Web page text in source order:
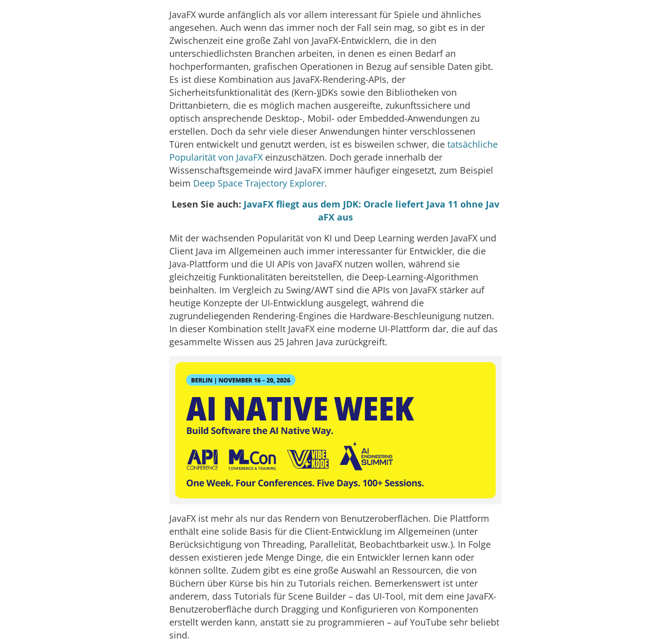
JavaFX wurde anfänglich als vor allem interessant für Spiele und ähnliches
angesehen. Auch wenn das immer noch der Fall sein mag, so gibt es in der
Zwischenzeit eine große Zahl von JavaFX-Entwicklern, die in den
unterschiedlichsten Branchen arbeiten, in denen es einen Bedarf an
hochperformanten, grafischen Operationen in Bezug auf sensible Daten gibt.
Es ist diese Kombination aus JavaFX-Rendering-APIs, der
Sicherheitsfunktionalität des (Kern-)JDKs sowie den Bibliotheken von
Drittanbietern, die es möglich machen ausgereifte, zukunftssichere und
optisch ansprechende Desktop-, Mobil- oder Embedded-Anwendungen zu
erstellen. Doch da sehr viele dieser Anwendungen hinter verschlossenen
Türen entwickelt und genutzt werden, ist es bisweilen schwer, die tatsächliche
Popularität von JavaFX einzuschätzen. Doch gerade innerhalb der
Wissenschaftsgemeinde wird JavaFX immer häufiger eingesetzt, zum Beispiel
beim Deep Space Trajectory Explorer.
Lesen Sie auch: JavaFX fliegt aus dem JDK: Oracle liefert Java 11 ohne Jav
aFX aus
Mit der wachsenden Popularität von KI und Deep Learning werden JavaFX und
Client Java im Allgemeinen auch immer interessanter für Entwickler, die die
Java-Plattform und die UI APIs von JavaFX nutzen wollen, während sie
gleichzeitig Funktionalitäten bereitstellen, die Deep-Learning-Algorithmen
beinhalten. Im Vergleich zu Swing/AWT sind die APIs von JavaFX stärker auf
heutige Konzepte der UI-Entwicklung ausgelegt, während die
zugrundeliegenden Rendering-Engines die Hardware-Beschleunigung nutzen.
In dieser Kombination stellt JavaFX eine moderne UI-Plattform dar, die auf das
gesammelte Wissen aus 25 Jahren Java zurückgreift.
JavaFX ist mehr als nur das Rendern von Benutzeroberflächen. Die Plattform
enthält eine solide Basis für die Client-Entwicklung im Allgemeinen (unter
Berücksichtigung von Threading, Parallelität, Beobachtbarkeit usw.). In Folge
dessen existieren jede Menge Dinge, die ein Entwickler lernen kann oder
können sollte. Zudem gibt es eine große Auswahl an Ressourcen, die von
Büchern über Kürse bis hin zu Tutorials reichen. Bemerkenswert ist unter
anderem, dass Tutorials für Scene Builder – das UI-Tool, mit dem eine JavaFX-
Benutzeroberfläche durch Dragging und Konfigurieren von Komponenten
erstellt werden kann, anstatt sie zu programmieren – auf YouTube sehr beliebt
sind.